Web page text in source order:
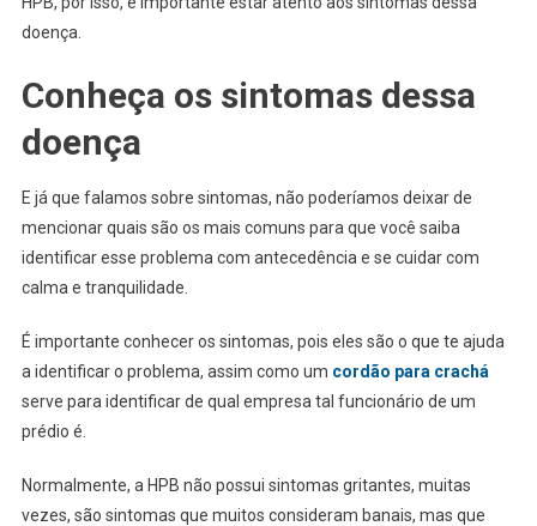
doença.
Conheça os sintomas dessa
doença
E já que falamos sobre sintomas, não poderíamos deixar de
mencionar quais são os mais comuns para que você saiba
identificar esse problema com antecedência e se cuidar com
calma e tranquilidade.
É importante conhecer os sintomas, pois eles são o que te ajuda
a identificar o problema, assim como um cordão para crachá
serve para identificar de qual empresa tal funcionário de um
prédio é.
Normalmente, a HPB não possui sintomas gritantes, muitas
vezes, são sintomas que muitos consideram banais, mas que